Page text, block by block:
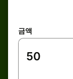
금액